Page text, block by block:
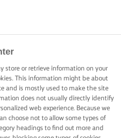
store or retrieve information on your
This information might be about
and is mostly used to make the site
does not usually directly identify
web experience. Because we
choose not to allow some types of
headings to find out more and